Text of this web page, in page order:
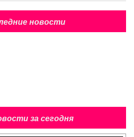
новости
за сегодня